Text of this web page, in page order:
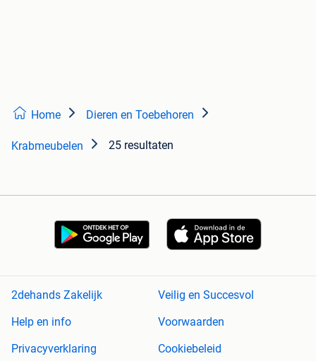
Home Dieren en Toebehoren
Krabmeubelen 25 resultaten
2dehands Zakelijk
Veilig en Succesvol
Help en info
Voorwaarden
Privacyverklaring
Cookiebeleid